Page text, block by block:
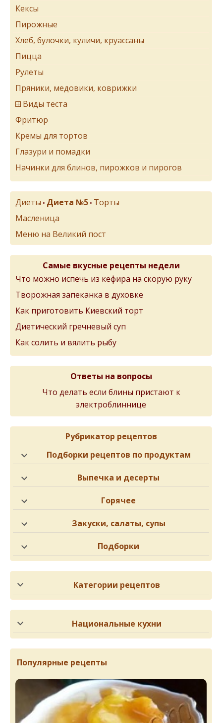
Кексы
Пирожные
Хлеб, булочки, куличи, круассаны
Пицца
Рулеты
Пряники, медовики, коврижки
Виды теста
Фритюр
Кремы для тортов
Глазури и помадки
Начинки для блинов, пирожков и пирогов
Диеты • Диета №5 • Торты
Масленица
Меню на Великий пост
Самые вкусные рецепты недели
Что можно испечь из кефира на скорую руку
Творожная запеканка в духовке
Как приготовить Киевский торт
Диетический гречневый суп
Как солить и вялить рыбу
Ответы на вопросы
Что делать если блины пристают к
электроблиннице
Рубрикатор рецептов
Подборки рецептов по продуктам
Выпечка и десерты
Горячее
Закуски, салаты, супы
Подборки
Категории рецептов
Национальные кухни
Популярные рецепты